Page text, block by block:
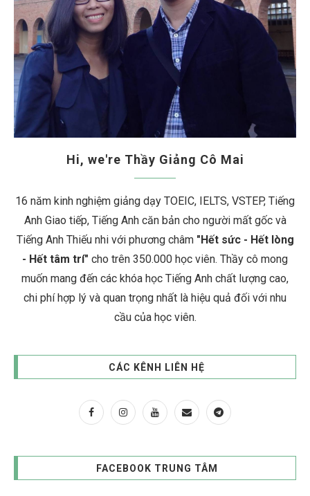
Hi, we're Thầy Giảng Cô Mai
16 năm kinh nghiệm giảng dạy TOEIC, IELTS, VSTEP, Tiếng
Anh Giao tiếp, Tiếng Anh căn bản cho người mất gốc và
Tiếng Anh Thiếu nhi với phương châm "Hết sức - Hết lòng
- Hết tâm trí" cho trên 350.000 học viên. Thầy cô mong
muốn mang đến các khóa học Tiếng Anh chất lượng cao,
chi phí hợp lý và quan trọng nhất là hiệu quả đối với nhu
cầu của học viên.
CÁC KÊNH LIÊN HỆ
FACEBOOK TRUNG TÂM